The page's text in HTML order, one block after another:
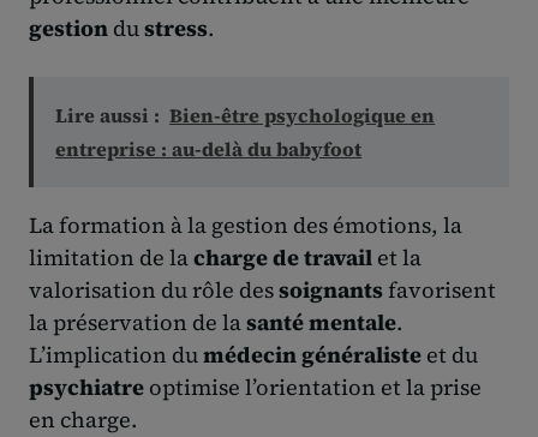
gestion dustress.
Lire aussi : Bien-être psychologique en
entreprise : au-delà du babyfoot
La formation à la gestion des émotions, la
limitation de lacharge de travail et la
valorisation du rôle dessoignantsfavorisent
la préservation de lasanté mentale.
L’implication dumédecin généraliste et du
psychiatre optimise l’orientation et la prise
en charge.